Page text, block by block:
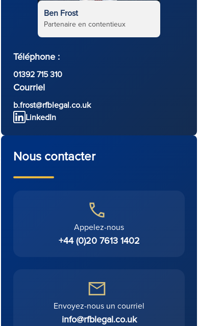
Ben Frost
Partenaire en contentieux
Téléphone :
01392 715 310
Courriel
b.frost@rfblegal.co.uk
LinkedIn
Nous contacter
Appelez-nous
+44 (0)20 7613 1402
Envoyez-nous un courriel
info@rfblegal.co.uk